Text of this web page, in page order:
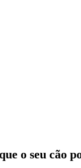
o seu cão